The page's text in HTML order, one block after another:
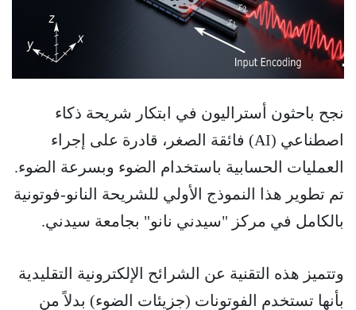
نجح باحثون أستراليون في ابتكار شريحة ذكاء
اصطناعي (AI) فائقة الصغر، قادرة على إجراء
العمليات الحسابية باستخدام الضوء وبسرعة الضوء.
تم تطوير هذا النموذج الأولي للشريحة النانو-فوتونية
بالكامل في مركز "سيدني نانو" بجامعة سيدني.
وتتميز هذه التقنية عن الشرائح الإلكترونية التقليدية
بأنها تستخدم الفوتونات (جزيئات الضوء) بدلاً من